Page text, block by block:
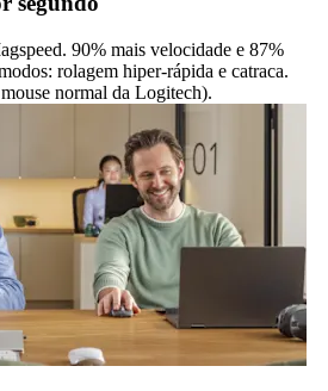
90% mais velocidade e 87%
rolagem hiper-rápida e catraca.
normal da Logitech).